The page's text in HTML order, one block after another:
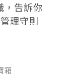
，告訴你
理守則
箱